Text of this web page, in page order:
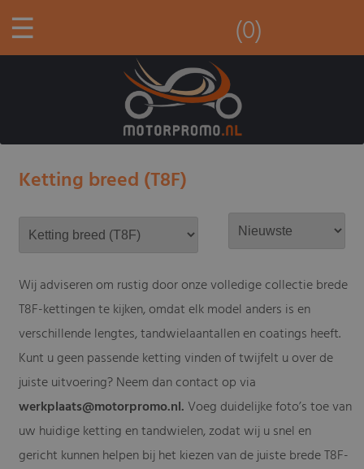
☰ (0)
Ketting breed (T8F)
Wij adviseren om rustig door onze volledige collectie brede
T8F-kettingen te kijken, omdat elk model anders is en
verschillende lengtes, tandwielaantallen en coatings heeft.
Kunt u geen passende ketting vinden of twijfelt u over de
juiste uitvoering? Neem dan contact op via
werkplaats@motorpromo.nl. Voeg duidelijke foto’s toe van
uw huidige ketting en tandwielen, zodat wij u snel en
gericht kunnen helpen bij het kiezen van de juiste brede T8F-